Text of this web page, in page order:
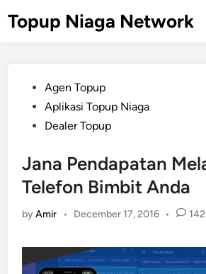
Topup Niaga Network
PostedAgen Topup
Aplikasi Topup Niaga
Dealer Topup
Jana Pendapatan
Telefon Bimbit Anda
byAmir • December 17, 2016 • 142